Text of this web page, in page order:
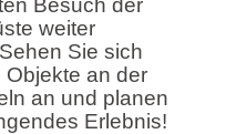
weiter
Sie sich
an der
an und planen
Erlebnis!